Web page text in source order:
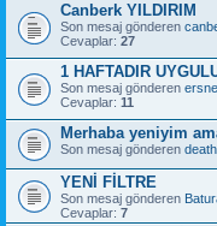
Canberk YILDIRIM
Son mesaj gönderen
Cevaplar: 27
1 HAFTADIR
Son mesaj gönderen
Cevaplar: 11
Merhaba yeniyim
Son mesaj gönderen
YENİ FİLTRE
Son mesaj gönderen
Cevaplar: 7